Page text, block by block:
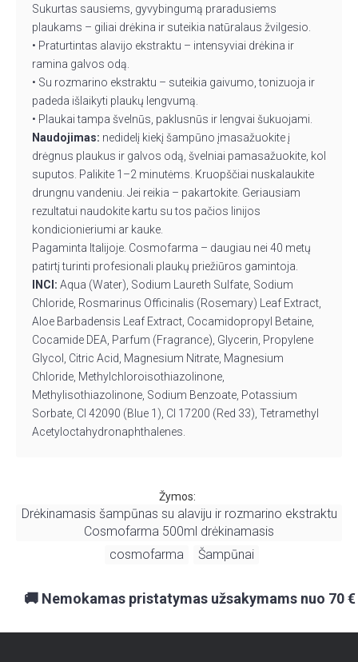
Sukurtas sausiems, gyvybingumą praradusiems
plaukams – giliai drėkina ir suteikia natūralaus žvilgesio.
• Praturtintas alavijo ekstraktu – intensyviai drėkina ir
ramina galvos odą.
• Su rozmarino ekstraktu – suteikia gaivumo, tonizuoja ir
padeda išlaikyti plaukų lengvumą.
• Plaukai tampa švelnūs, paklusnūs ir lengvai šukuojami.
Naudojimas: nedidelį kiekį šampūno įmasažuokite į
drėgnus plaukus ir galvos odą, švelniai pamasažuokite, kol
suputos. Palikite 1–2 minutėms. Kruopščiai nuskalaukite
drungnu vandeniu. Jei reikia – pakartokite. Geriausiam
rezultatui naudokite kartu su tos pačios linijos
kondicionieriumi ar kauke.
Pagaminta Italijoje. Cosmofarma – daugiau nei 40 metų
patirtį turinti profesionali plaukų priežiūros gamintoja.
INCI: Aqua (Water), Sodium Laureth Sulfate, Sodium
Chloride, Rosmarinus Officinalis (Rosemary) Leaf Extract,
Aloe Barbadensis Leaf Extract, Cocamidopropyl Betaine,
Cocamide DEA, Parfum (Fragrance), Glycerin, Propylene
Glycol, Citric Acid, Magnesium Nitrate, Magnesium
Chloride, Methylchloroisothiazolinone,
Methylisothiazolinone, Sodium Benzoate, Potassium
Sorbate, CI 42090 (Blue 1), CI 17200 (Red 33), Tetramethyl
Acetyloctahydronaphthalenes.
Žymos:
Drėkinamasis šampūnas su alaviju ir rozmarino ekstraktu
Cosmofarma 500ml drėkinamasis
cosmofarma Šampūnai
🚚 Nemokamas pristatymas užsakymams nuo 70 €